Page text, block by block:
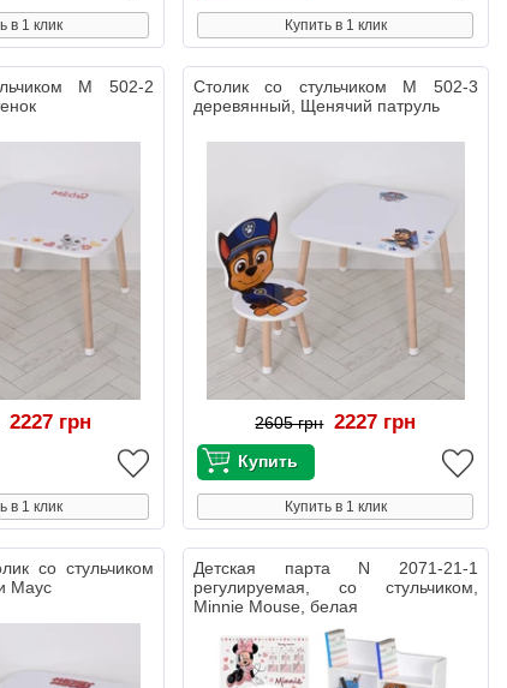
в 1 клик Купить в 1 клик
M 502-2
2227 грн
в 1 клик
Столик со стульчиком M 502-3
деревянный, Щенячий патруль
2605 грн 2227 грн
Купить в 1 клик
со стульчиком
Маус
Детская парта N 2071-21-1
регулируемая, со стульчиком,
Minnie Mouse, белая